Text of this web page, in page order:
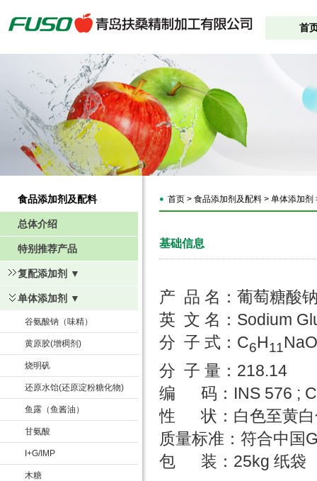
首
食品添加剂及配料
总体介绍
特别推荐产品
复配添加剂 ▼
单体添加剂 ▼
谷氨酸钠（味精）
黄原胶(增稠剂)
烧明矾
还原水饴(还原淀粉糖化物)
鱼露（鱼酱油）
甘氨酸
I+G/IMP
木糖
首页 > 食品添加剂及配料 > 单体添加剂
基础信息
产 品 名：葡萄糖酸
英 文 名：Sodium
分 子 式：C6H11NaO
分 子 量：218.14
编 码：INS 576 ;
性 状：白色至黄白
质量标准：符合中国
包 装：25kg 纸袋